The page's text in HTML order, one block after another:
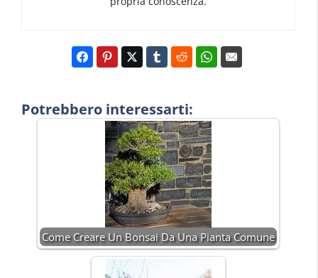
Potrebbero interessarti:
Come Creare Un Bonsai Da Una Pianta Comune